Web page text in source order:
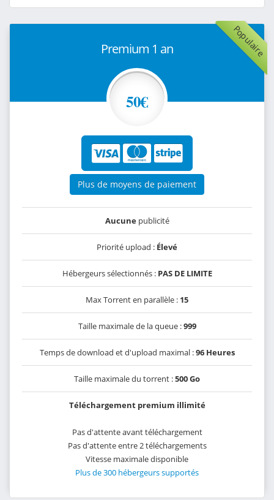
Populaire
Premium 1 an
50€
Plus de moyens de paiement
Aucunepublicité
Priorité upload : Élevé
Hébergeurs sélectionnés : PAS DE LIMITE
Max Torrent en parallèle : 15
Taille maximale de la queue :999
Temps de download et d'upload maximal :96 Heures
Taille maximale du torrent :500 Go
Téléchargement premium illimité
Pas d'attente avant téléchargement
Pas d'attente entre 2 téléchargements
Vitesse maximale disponible
Plus de 300 hébergeurs supportés